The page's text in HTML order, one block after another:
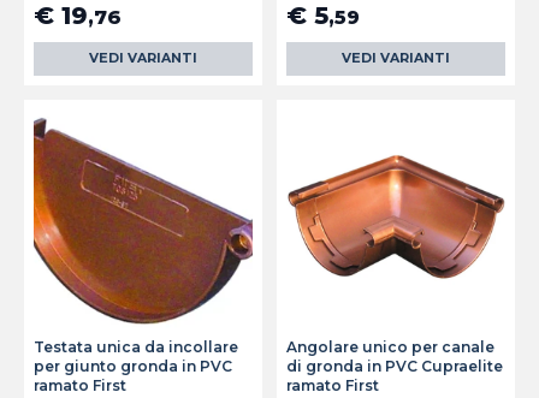
€ 19,76
VEDI VARIANTI
€ 5,59
VEDI VARIANTI
Testata unica da incollare
per giunto gronda in PVC
ramato First
Angolare unico per canale
di gronda in PVC Cupraelite
ramato First